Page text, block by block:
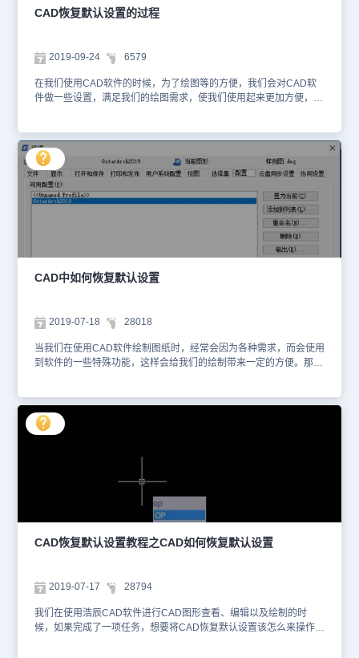
配置选项卡，选中“未命名配置”，单击置为当前按钮，就可以恢复默
认的黑色背景，选中“白色背景”，单击置为当前按钮，就可以将背景
认路径的设置、十字光标长度、选择的选项等等，当我们设置完选项
后单击“应用”按钮或者单击确定按钮关闭选项对话框的时候，这些选
项就会保存到当前配置中。 以上就是在CAD绘图软件中，当我们想
要将设置好的软件相关内容保存下来的时候，可以参考上述CAD修改
CAD恢复默认设置的过程
2019-09-24 6579
在我们使用CAD软件的时候，为了绘图等的方便，我们会对CAD软
件做一些设置，满足我们的绘图需求，使我们使用起来更加方便，当
现一些问题，例如双击文字无法编辑，我们不知道是修改了什么设置
的时候，我们就可以尝试恢复CAD的默认配置，操作很简单： 输
入OP，回车，打开选项对话框，切换到“配置”选项卡，单击“重置”按
钮即可。 以上就是在CAD绘图软件中，我们不仅可以设置CAD软件
的相关内容使其满足我们的需求，而且当我们想要将CAD恢复默认设
置的时候，同样可以。今天就介绍这么多了。安装浩辰CAD软件试试
吧。更多CAD教程技巧，可关注浩辰CAD官网进行查看。
CAD中如何恢复默认设置
2019-07-18 28018
当我们在使用CAD软件绘制图纸时，经常会因为各种需求，而会使用
到软件的一些特殊功能，这样会给我们的绘制带来一定的方便。那在
面板，也可以在最上面的工具栏“工具”下拉菜单中选择“选项”进入选
项面板。 然后点击“配置”中的“重置”，点击确认就可以恢复默认设
置。 以上就是在浩辰CAD软件中，当我们需要在CAD软件中恢复默
CAD官网进行查看。
CAD恢复默认设置教程之CAD如何恢复默认设置
2019-07-17 28794
我们在使用浩辰CAD软件进行CAD图形查看、编辑以及绘制的时
候，如果完成了一项任务，想要将CAD恢复默认设置该怎么来操作